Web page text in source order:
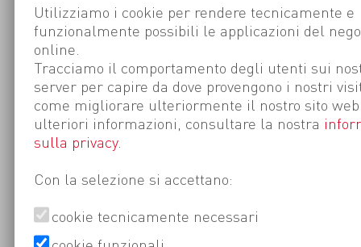
Utilizziamo i cookie per rendere tecnicamente e
funzionalmente possibili le applicazioni del
online.
Tracciamo il comportamento degli utenti sui
server per capire da dove provengono i nostri
come migliorare ulteriormente il nostro sito
ulteriori informazioni, consultare la nostra
sulla privacy.
Con la selezione si accettano:
cookie tecnicamente necessari